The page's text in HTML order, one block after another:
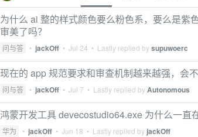
为什么 ai 整的样式颜色要么粉色系，要么是紫
审美了吗？
问与答 • jackOff • Jul 24 • Lastly replied bysupuwoerc
现在的 app 规范要求和审查机制越来越强，会
问与答 • jackOff • Jul 7 • Lastly replied byAutonomous
鸿蒙开发工具 devecostudio64.exe 为什么一直
华为 • jackOff • Jun 18 • Lastly replied by jackOff